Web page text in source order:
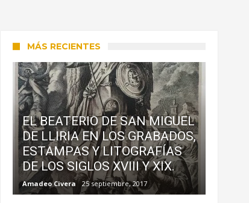
MÁS RECIENTES
EL BEATERIO DE SAN MIGUEL
DE LLIRIA EN LOS GRABADOS,
ESTAMPAS Y LITOGRAFÍAS
DE LOS SIGLOS XVIII Y XIX.
Amadeo Civera 25 septiembre, 2017